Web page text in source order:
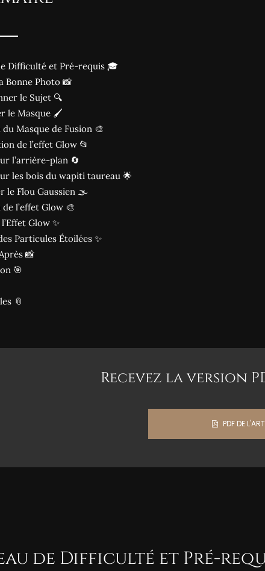
Difficulté et Pré-requis 🎓
Bonne Photo 📸
le Sujet 🔍
le Masque 🖌️
Masque de Fusion 🎨
de l’effet Glow 📂
l’arrière-plan 🔄
les bois du wapiti taureau 🌟
le Flou Gaussien 🌫️
l’effet Glow 🎨
Glow ✨
Particules Étoilées ✨
📸
🎯
📎
Recevez la version
PDF DE
de Difficulté et Pré-